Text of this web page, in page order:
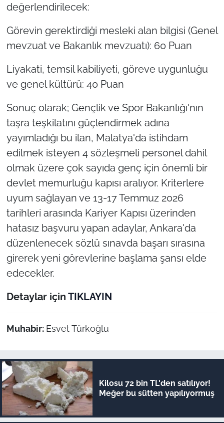
değerlendirilecek:
Görevin gerektirdiği mesleki alan bilgisi (Genel
mevzuat ve Bakanlık mevzuatı): 60 Puan
Liyakati, temsil kabiliyeti, göreve uygunluğu
ve genel kültürü: 40 Puan
Sonuç olarak; Gençlik ve Spor Bakanlığı'nın
taşra teşkilatını güçlendirmek adına
yayımladığı bu ilan, Malatya'da istihdam
edilmek isteyen 4 sözleşmeli personel dahil
olmak üzere çok sayıda genç için önemli bir
devlet memurluğu kapısı aralıyor. Kriterlere
uyum sağlayan ve 13-17 Temmuz 2026
tarihleri arasında Kariyer Kapısı üzerinden
hatasız başvuru yapan adaylar, Ankara'da
düzenlenecek sözlü sınavda başarı sırasına
girerek yeni görevlerine başlama şansı elde
edecekler.
Detaylar için TIKLAYIN
Muhabir: Esvet Türkoğlu
Kilosu 72 bin TL'den satılıyor!
Meğer bu sütten yapılıyormuş